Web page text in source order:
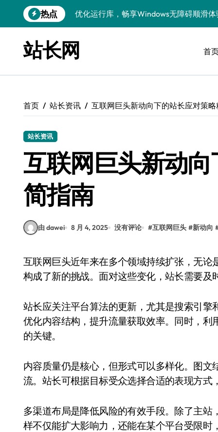
到
热点
Windows运行库管理与环境搭建实战
Windows嵌入式开发环境搭建与运行库优
Windows多媒体开发：运行库优化配置指
Linux下VR开发：数据库配置与运行全攻
Windows精简运行库与高效架构设计
站长网 首
首页 站长资讯 互联网巨头新动向下的站长应对策
站长资讯
互联网巨头新动
简指南
由 dawei 8 月 4, 2025 没有评论 #互联网巨头 #新动向
互联网巨头近年来在多个领域持续扩张，无论是内容分发、云计算还是人工智能，都对传统站长
构成了新的挑战。面对这些变化，站长需要及
站长应关注平台算法的更新，尤其是搜索引
优化内容结构，提升流量获取效率。同时，
的关键。
内容质量仍是核心，但形式可以多样化。图
流。站长可根据目标受众选择合适的表现方式
多渠道布局是降低风险的有效手段。除了主
样不仅能扩大影响力，还能在某个平台受限时